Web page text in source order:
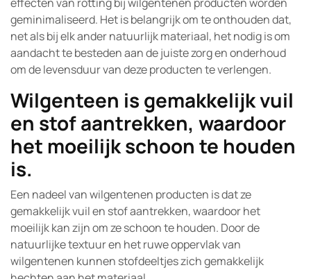
geminimaliseerd. Het is belangrijk om te onthouden dat,
net als bij elk ander natuurlijk materiaal, het nodig is om
aandacht te besteden aan de juiste zorg en onderhoud
om de levensduur van deze producten te verlengen.
Wilgenteen is gemakkelijk vuil
en stof aantrekken, waardoor
het moeilijk schoon te houden
is.
Een nadeel van wilgentenen producten is dat ze
gemakkelijk vuil en stof aantrekken, waardoor het
moeilijk kan zijn om ze schoon te houden. Door de
natuurlijke textuur en het ruwe oppervlak van
wilgentenen kunnen stofdeeltjes zich gemakkelijk